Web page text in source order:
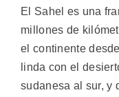
El Sahel es una
millones de
el continente
linda con el
sudanesa al sur, y